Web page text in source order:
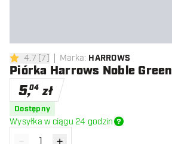
4.7 gwiazdki oceny
4.7 [7] Marka: HARROWS
Piórka Harrows Noble Green
5,04 zł
Dostępny
Wysyłka w ciągu 24 godzin